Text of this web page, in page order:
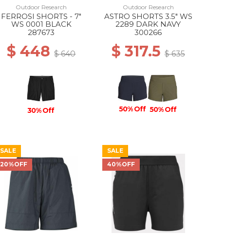
Outdoor Research
FERROSI SHORTS - 7"
WS 0001 BLACK
287673
$ 448$ 640
30% Off
Outdoor Research
ASTRO SHORTS 3.5" WS
2289 DARK NAVY
300266
$ 317.5 $ 635
50% Off 50% Off
SALE
20%OFF
SALE
40%OFF